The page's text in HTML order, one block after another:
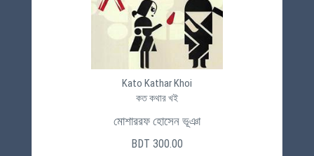
Kato Kathar Khoi
কত কথার খই
মোশাররফ হোসেন ভূঞা
BDT 300.00